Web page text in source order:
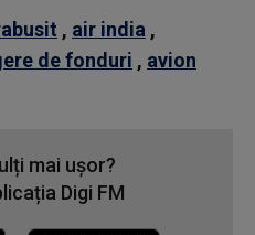
, air india ,
de fonduri , avion
mai ușor?
Digi FM